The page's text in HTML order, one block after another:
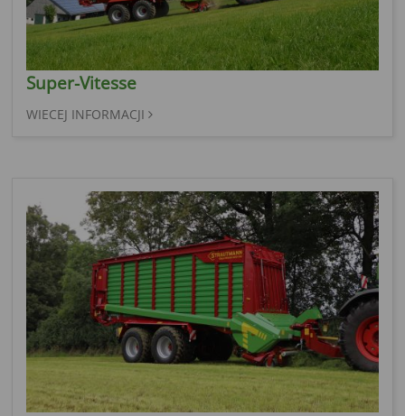
Super-Vitesse
WIECEJ INFORMACJI